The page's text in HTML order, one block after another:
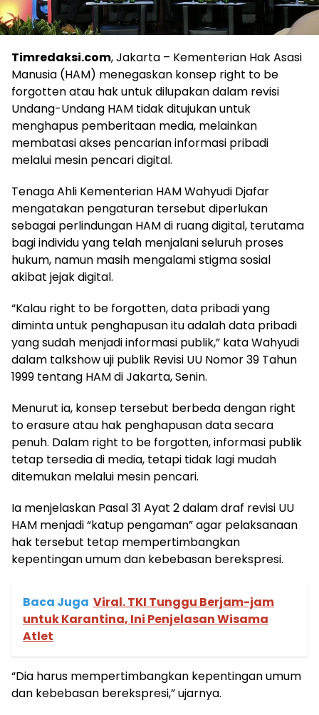
Timredaksi.com, Jakarta – Kementerian Hak Asasi
Manusia (HAM) menegaskan konsep right to be
forgotten atau hak untuk dilupakan dalam revisi
Undang-Undang HAM tidak ditujukan untuk
menghapus pemberitaan media, melainkan
membatasi akses pencarian informasi pribadi
melalui mesin pencari digital.
Tenaga Ahli Kementerian HAM Wahyudi Djafar
mengatakan pengaturan tersebut diperlukan
sebagai perlindungan HAM di ruang digital, terutama
bagi individu yang telah menjalani seluruh proses
hukum, namun masih mengalami stigma sosial
akibat jejak digital.
“Kalau right to be forgotten, data pribadi yang
diminta untuk penghapusan itu adalah data pribadi
yang sudah menjadi informasi publik,” kata Wahyudi
dalam talkshow uji publik Revisi UU Nomor 39 Tahun
1999 tentang HAM di Jakarta, Senin.
Menurut ia, konsep tersebut berbeda dengan right
to erasure atau hak penghapusan data secara
penuh. Dalam right to be forgotten, informasi publik
tetap tersedia di media, tetapi tidak lagi mudah
ditemukan melalui mesin pencari.
Ia menjelaskan Pasal 31 Ayat 2 dalam draf revisi UU
HAM menjadi “katup pengaman” agar pelaksanaan
hak tersebut tetap mempertimbangkan
kepentingan umum dan kebebasan berekspresi.
Baca Juga Viral. TKI Tunggu Berjam-jam
untuk Karantina, Ini Penjelasan Wisama
Atlet
“Dia harus mempertimbangkan kepentingan umum
dan kebebasan berekspresi,” ujarnya.